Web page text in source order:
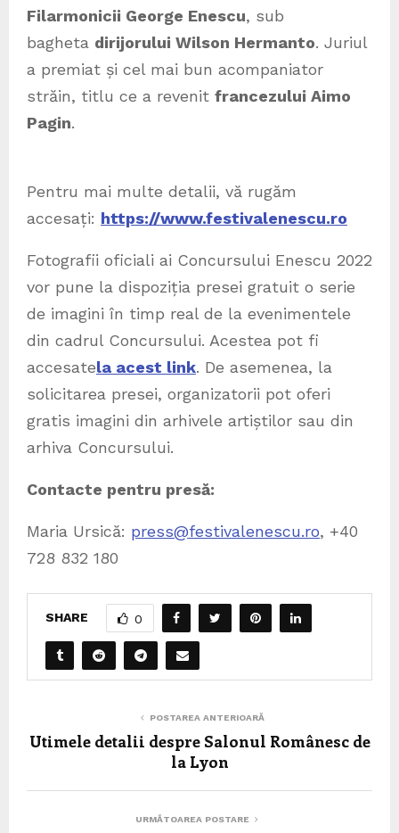
Filarmonicii George Enescu, sub
bagheta dirijorului Wilson Hermanto. Juriul
a premiat și cel mai bun acompaniator
străin, titlu ce a revenit francezului Aimo
Pagin.
Pentru mai multe detalii, vă rugăm
accesați: https://www.festivalenescu.ro
Fotografii oficiali ai Concursului Enescu 2022
vor pune la dispoziția presei gratuit o serie
de imagini în timp real de la evenimentele
din cadrul Concursului. Acestea pot fi
accesatela acest link. De asemenea, la
solicitarea presei, organizatorii pot oferi
gratis imagini din arhivele artiștilor sau din
arhiva Concursului.
Contacte pentru presă:
Maria Ursică: press@festivalenescu.ro, +40
728 832 180
SHARE 0
POSTAREA ANTERIOARĂ
Utimele detalii despre Salonul Românesc de
la Lyon
URMĂTOAREA POSTARE